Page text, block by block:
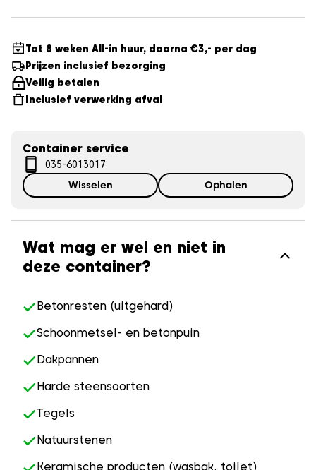
Tot 8 weken All-in huur, daarna €3,- per dag
Prijzen inclusief bezorging
Veilig betalen
Inclusief verwerking afval
Container service
035-6013017
Wisselen
Ophalen
Wat mag er wel en niet in
deze container?
Betonresten (uitgehard)
Schoonmetsel- en betonpuin
Dakpannen
Harde steensoorten
Tegels
Natuurstenen
Keramische producten (wasbak, toilet)